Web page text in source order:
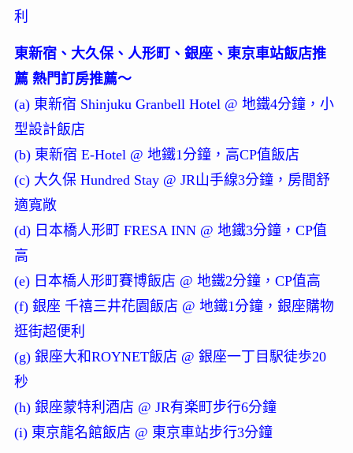
利
東新宿、大久保、人形町、銀座、東京車站飯店推
薦 熱門訂房推薦～
(a) 東新宿 Shinjuku Granbell Hotel @ 地鐵4分鐘，小
型設計飯店
(b) 東新宿 E-Hotel @ 地鐵1分鐘，高CP值飯店
(c) 大久保 Hundred Stay @ JR山手線3分鐘，房間舒
適寬敞
(d) 日本橋人形町 FRESA INN @ 地鐵3分鐘，CP值
高
(e) 日本橋人形町賽博飯店 @ 地鐵2分鐘，CP值高
(f) 銀座 千禧三井花園飯店 @ 地鐵1分鐘，銀座購物
逛街超便利
(g) 銀座大和ROYNET飯店 @ 銀座一丁目駅徒歩20
秒
(h) 銀座蒙特利酒店 @ JR有楽町步行6分鐘
(i) 東京龍名館飯店 @ 東京車站步行3分鐘